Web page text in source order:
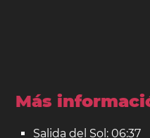
Más
Salida del Sol: 06:37